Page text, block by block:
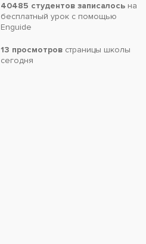
40485 студентов записалось на
бесплатный урок с помощью
Enguide
13 просмотровстраницы школы
сегодня